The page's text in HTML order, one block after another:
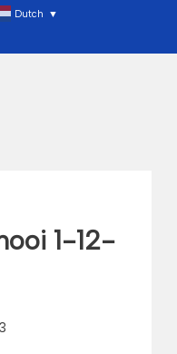
Dutch ▼
1-12-